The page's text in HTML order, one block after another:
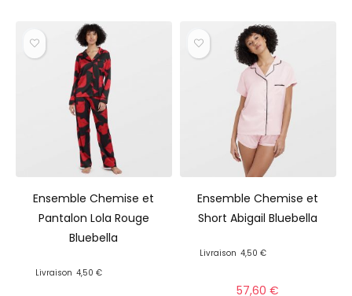
Ensemble Chemise et
Pantalon Lola Rouge
Bluebella
Livraison 4,50 €
Ensemble Chemise et
Short Abigail Bluebella
Livraison 4,50 €
57,60€